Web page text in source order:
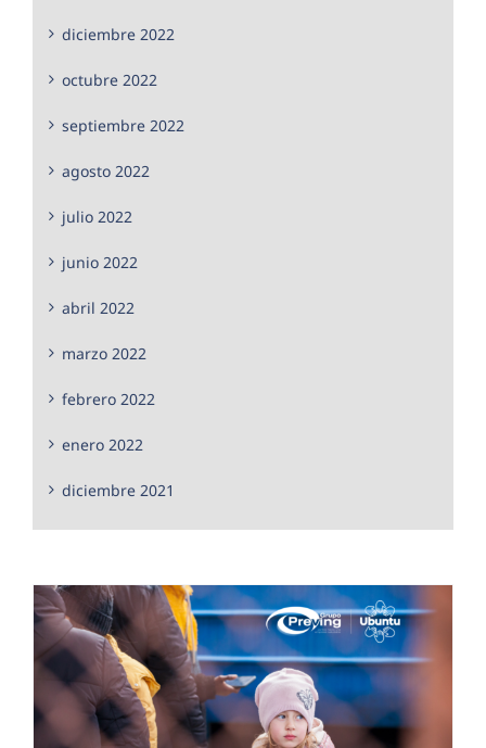
diciembre 2022
octubre 2022
septiembre 2022
agosto 2022
julio 2022
junio 2022
abril 2022
marzo 2022
febrero 2022
enero 2022
diciembre 2021